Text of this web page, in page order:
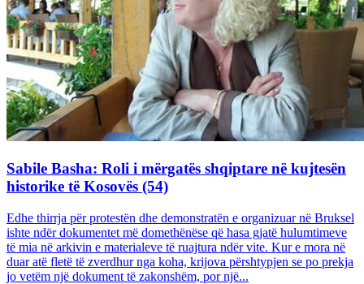
Sabile Basha: Roli i mërgatës shqiptare në kujtesën
historike të Kosovës (54)
Edhe thirrja për protestën dhe demonstratën e organizuar në Bruksel
ishte ndër dokumentet më domethënëse që hasa gjatë hulumtimeve
të mia në arkivin e materialeve të ruajtura ndër vite. Kur e mora në
duar atë fletë të zverdhur nga koha, krijova përshtypjen se po prekja
jo vetëm një dokument të zakonshëm, por një...